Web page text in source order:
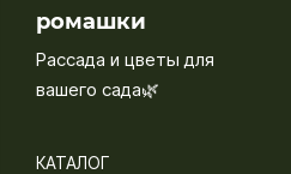
ромашки
Рассада и цветы для
вашего сада🌿
КАТАЛОГ